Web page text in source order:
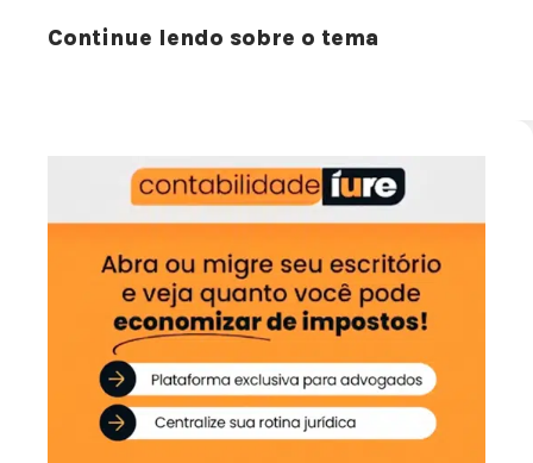
Continue lendo sobre o tema